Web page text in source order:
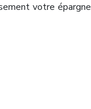
votre épargne